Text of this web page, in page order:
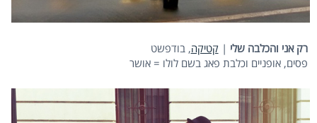
רק אני והכלבה שלי | קטיקה, בודפשט
פסים, אופניים וכלבת פאג בשם לולו = אושר